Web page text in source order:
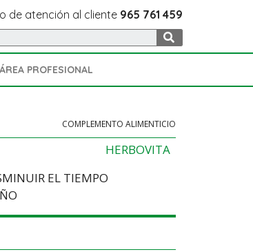
de atención al cliente 965 761 459
ÁREA PROFESIONAL
COMPLEMENTO ALIMENTICIO
HERBOVITA
EL TIEMPO